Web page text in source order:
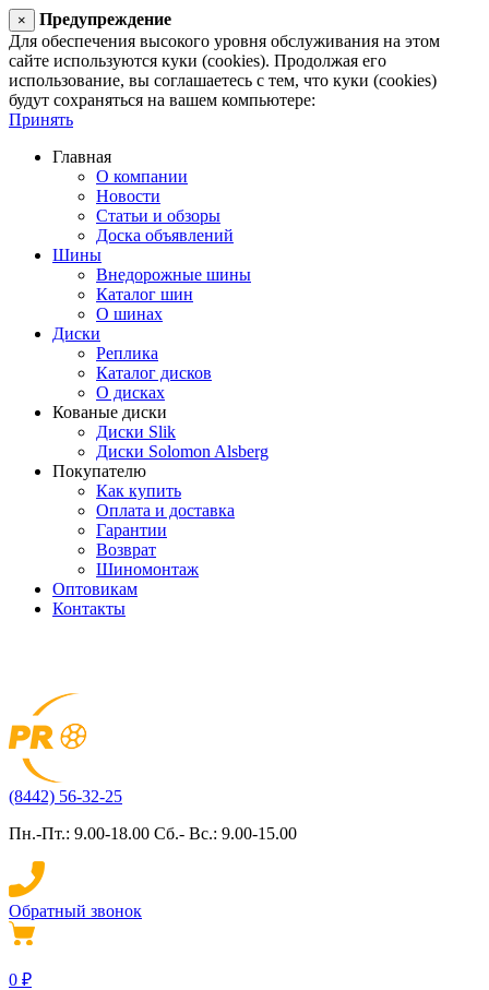
×
Предупреждение
Для обеспечения высокого уровня обслуживания на этом
сайте используются куки (cookies). Продолжая его
использование, вы соглашаетесь с тем, что куки (cookies)
будут сохраняться на вашем компьютере:
Принять
Главная
О компании
Новости
Статьи и обзоры
Доска объявлений
Шины
Внедорожные шины
Каталог шин
О шинах
Диски
Реплика
Каталог дисков
О дисках
Кованые диски
Диски Slik
Диски Solomon Alsberg
Покупателю
Как купить
Оплата и доставка
Гарантии
Возврат
Шиномонтаж
Оптовикам
Контакты
(8442) 56-32-25
Пн.-Пт.: 9.00-18.00 Сб.- Вс.: 9.00-15.00
Обратный звонок
0 ₽